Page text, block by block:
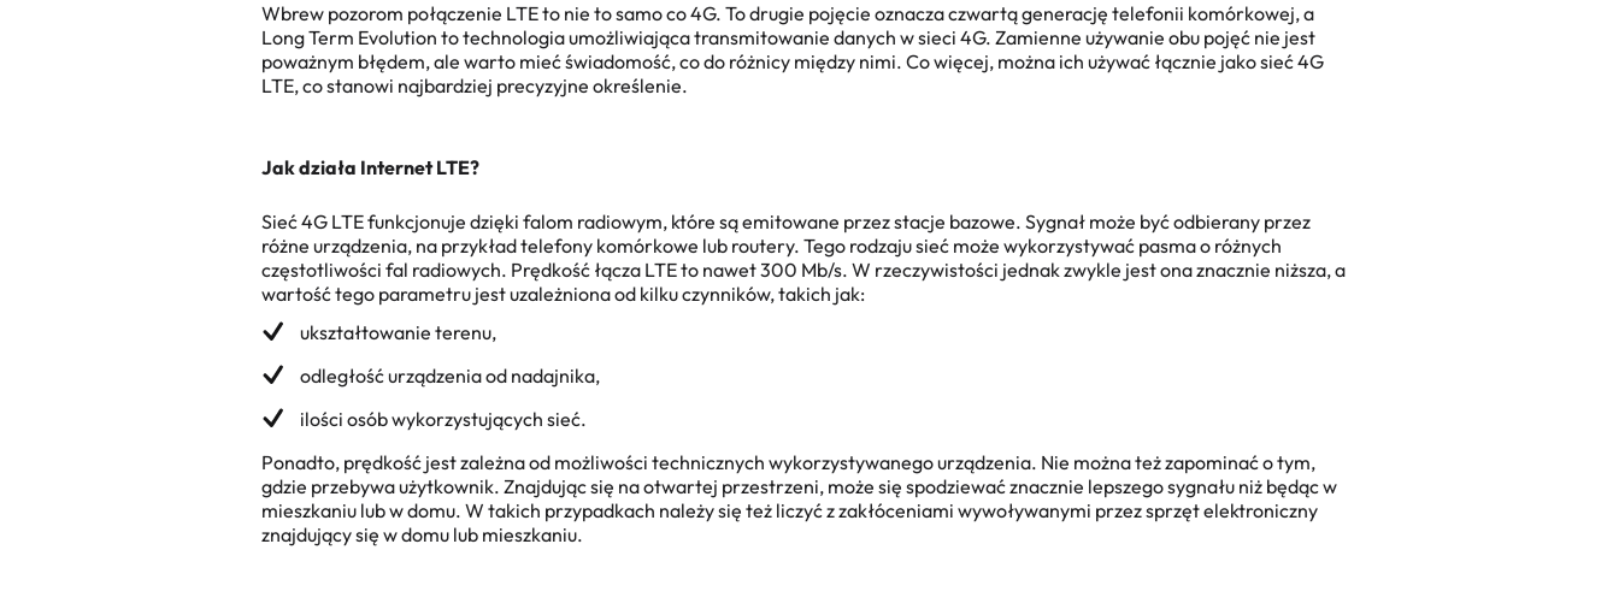
Wbrew pozorom połączenie LTEto nie to samo co 4G. To drugie pojęcie oznacza czwartą generację telefonii komórkowej, a
Long Term Evolution to technologia umożliwiająca transmitowanie danych w sieci 4G. Zamienne używanie obu pojęć nie jest
poważnym błędem, ale warto mieć świadomość, co do różnicy między nimi. Co więcej, można ich używać łącznie jako sieć 4G
LTE, co stanowi najbardziej precyzyjne określenie.
Jak działa Internet LTE?
Sieć 4G LTE funkcjonuje dzięki falom radiowym, które są emitowane przez stacje bazowe. Sygnał może być odbierany przez
różne urządzenia, na przykład telefony komórkowe lub routery. Tego rodzaju sieć może wykorzystywać pasma o różnych
częstotliwości fal radiowych. Prędkość łącza LTEto nawet 300 Mb/s. W rzeczywistości jednak zwykle jest ona znacznie niższa, a
wartość tego parametru jest uzależniona od kilku czynników, takich jak:
ukształtowanie terenu,
odległość urządzenia od nadajnika,
ilości osób wykorzystujących sieć.
Ponadto, prędkość jest zależna od możliwości technicznych wykorzystywanego urządzenia. Nie można też zapominać o tym,
gdzie przebywa użytkownik. Znajdując się na otwartej przestrzeni, może się spodziewać znacznie lepszego sygnału niż będąc w
mieszkaniu lub w domu. W takich przypadkach należy się też liczyć z zakłóceniami wywoływanymi przez sprzęt elektroniczny
znajdujący się w domu lub mieszkaniu.